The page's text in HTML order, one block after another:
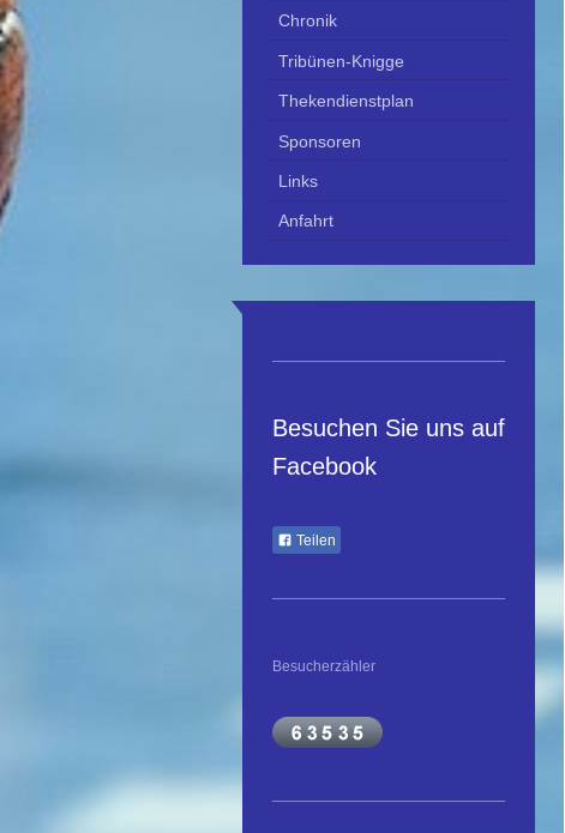
Chronik
Tribünen-Knigge
Thekendienstplan
Sponsoren
Links
Anfahrt
Besuchen Sie uns auf
Facebook
Teilen
Besucherzähler